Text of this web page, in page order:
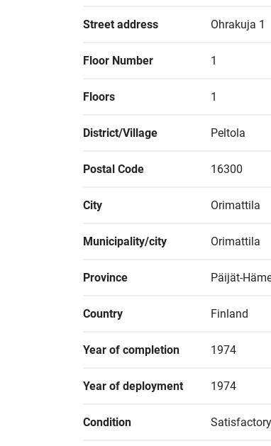
Street address Ohrakuja 1
Floor Number 1
Floors 1
District/Village Peltola
Postal Code 16300
City Orimattila
Municipality/city Orimattila
Province Päijät-
Country Finland
Year of completion 1974
Year of deployment 1974
Condition Satisfactory